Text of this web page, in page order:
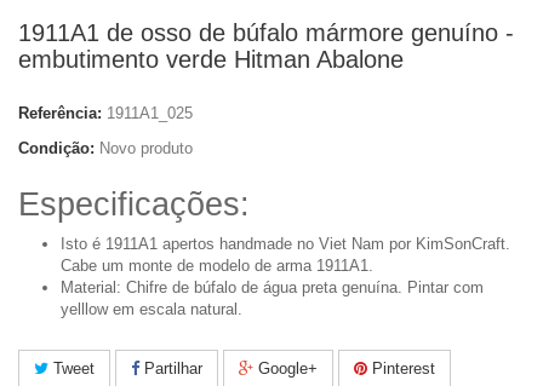
1911A1 de osso de búfalo mármore genuíno -
embutimento verde Hitman Abalone
Referência: 1911A1_025
Condição: Novo produto
Especificações:
Isto é 1911A1 apertos handmade no Viet Nam por KimSonCraft.
Cabe um monte de modelo de arma 1911A1.
Material: Chifre de búfalo de água preta genuína. Pintar com
yelllow em escala natural.
Tweet Partilhar Google+ Pinterest